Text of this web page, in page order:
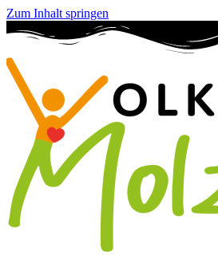
Zum Inhalt springen